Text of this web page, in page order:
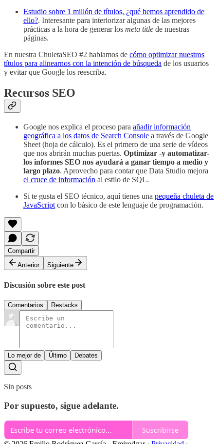
Estudio sobre 1 millón de títulos, ¿qué hemos aprendido de
ello?. Interesante para interiorizar algunas de las mejores
prácticas a la hora de generar los meta title de nuestras
páginas.
En nuestra ChuletaSEO #2 hablamos de cómo optimizar nuestros
títulos para alinearnos con la intención de búsqueda de los usuarios
y evitar que Google los reescriba.
Recursos SEO
Google nos explica el proceso para añadir información
geográfica a los datos de Search Console a través de Google
Sheet (hoja de cálculo). Es el primero de una serie de vídeos
que nos abrirán muchas puertas. Optimizar -y automatizar-
los informes SEO nos ayudará a ganar tiempo a medio y
largo plazo. Aprovecho para contar que Data Studio mejora
el cruce de información al estilo de SQL.
Si te gusta el SEO técnico, aquí tienes una pequeña chuleta de
JavaScript con lo básico de este lenguaje de programación.
Compartir
Anterior
Siguiente
Discusión sobre este post
Comentarios Restacks
Lo mejor de Último Debates
Sin posts
Por supuesto, sigue adelante.
Suscribirse